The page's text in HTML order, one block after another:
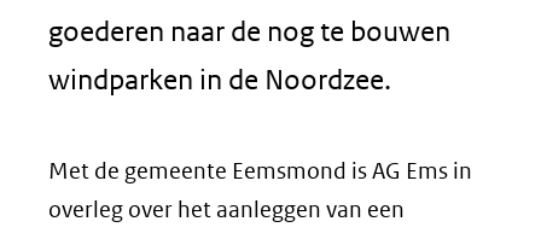
goederen naar de nog te bouwen
windparken in de Noordzee.
Met de gemeente Eemsmond is AG Ems in
overleg over het aanleggen van een